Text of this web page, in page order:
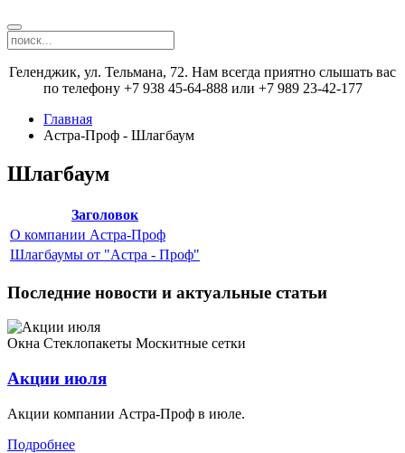
Геленджик, ул. Тельмана, 72. Нам всегда приятно слышать вас
по телефону +7 938 45-64-888 или +7 989 23-42-177
Главная
Астра-Проф - Шлагбаум
Шлагбаум
Заголовок
О компании Астра-Проф
Шлагбаумы от "Астра - Проф"
Последние новости и актуальные статьи
Окна Стеклопакеты Москитные сетки
Акции июля
Акции компании Астра-Проф в июле.
Подробнее